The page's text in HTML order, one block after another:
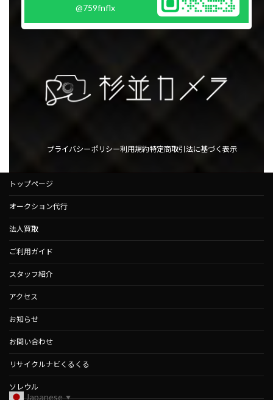
@759fnflx
プライバシーポリシー利用規約特定商取引法に基づく表示
トップページ
オークション代行
法人買取
ご利用ガイド
スタッフ紹介
アクセス
お知らせ
お問い合わせ
リサイクルナビくるくる
ソレウル
Japanese ▼